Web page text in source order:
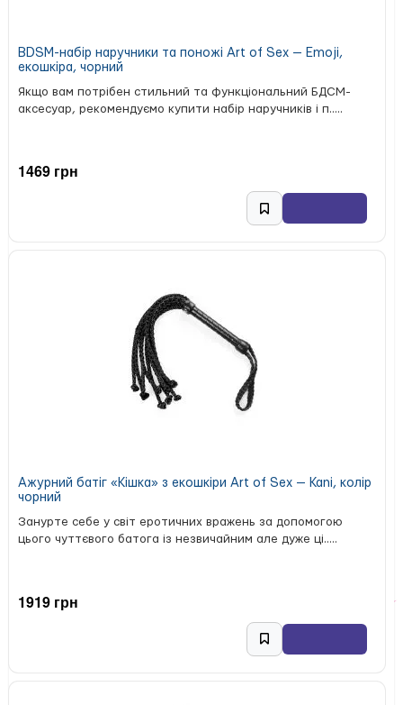
BDSM-набір наручники та поножі Art of Sex — Emoji,
екошкіра, чорний
Якщо вам потрібен стильний та функціональний БДСМ-
аксесуар, рекомендуємо купити набір наручників і п.....
1469 грн
Ажурний батіг «Кішка» з екошкіри Art of Sex — Kani, колір
чорний
Занурте себе у світ еротичних вражень за допомогою
цього чуттєвого батога із незвичайним але дуже ці.....
1919 грн